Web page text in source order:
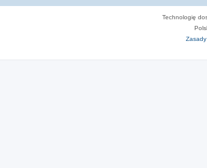
Technologię